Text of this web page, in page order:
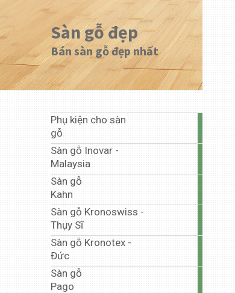
Sàn gỗ đẹp
Bán sàn gỗ đẹp nhất
Phụ kiện cho sàn
gỗ
Sàn gỗ Inovar -
Malaysia
Sàn gỗ
Kahn
Sàn gỗ Kronoswiss -
Thụy Sĩ
Sàn gỗ Kronotex -
Đức
Sàn gỗ
Pago